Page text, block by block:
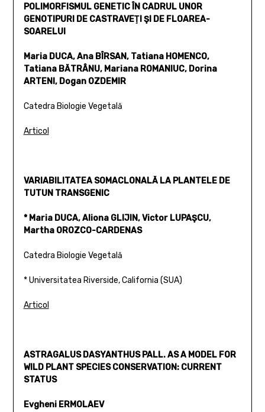
POLIMORFISMUL GENETIC ÎN CADRUL UNOR
GENOTIPURI DE CASTRAVEŢI ŞI DE FLOAREA-
SOARELUI
Maria DUCA, Ana BÎRSAN, Tatiana HOMENCO,
Tatiana BĂTRÂNU, Mariana ROMANIUC, Dorina
ARTENI, Dogan OZDEMIR
Catedra Biologie Vegetală
Articol
VARIABILITATEA SOMACLONALĂ LA PLANTELE DE
TUTUN TRANSGENIC
* Maria DUCA, Aliona GLIJIN, Victor LUPAŞCU,
Martha OROZCO-CARDENAS
Catedra Biologie Vegetală
* Universitatea Riverside, California (SUA)
Articol
ASTRAGALUS DASYANTHUS PALL. AS A MODEL FOR
WILD PLANT SPECIES CONSERVATION: CURRENT
STATUS
Evgheni ERMOLAEV